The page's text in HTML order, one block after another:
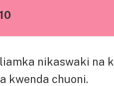
nikaswaki na
kwenda chuoni.